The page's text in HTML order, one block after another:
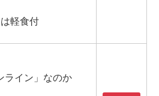
軽食付
ライン」なのか